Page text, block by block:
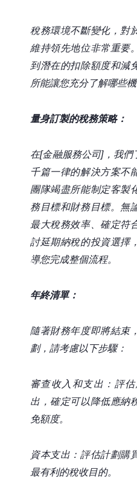
稅務環境不斷變化，對
維持領先地位非常重要
到潛在的扣除額度和減
所能讓您充分了解哪些
量身訂製的稅務策略：
在[金融服務公司]，我們
千篇一律的解決方案不
團隊竭盡所能制定客製
務目標和財務目標。無
最大稅務效率、確定符
討延期納稅的投資選擇
導您完成整個流程。
年終清單：
隨著財務年度即將結束
劃，請考慮以下步驟：
審查收入和支出：評
出，確定可以降低應納
免額度。
資本支出：評估計劃購
最有利的稅收目的。